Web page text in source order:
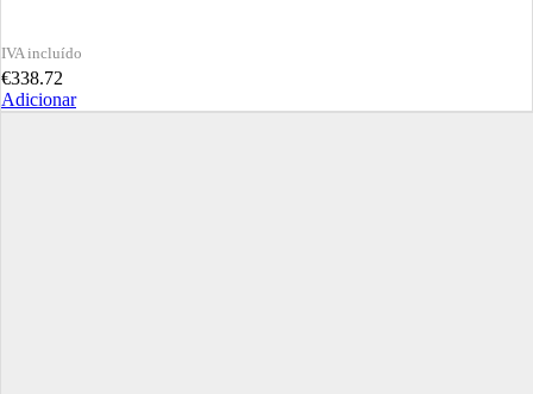
€338.72
Adicionar